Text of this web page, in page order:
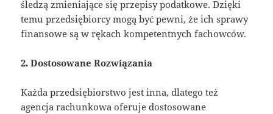
śledzą zmieniające się przepisy podatkowe. Dzięki
temu przedsiębiorcy mogą być pewni, że ich sprawy
finansowe są w rękach kompetentnych fachowców.
2. Dostosowane Rozwiązania
Każda przedsiębiorstwo jest inna, dlatego też
agencja rachunkowa oferuje dostosowane